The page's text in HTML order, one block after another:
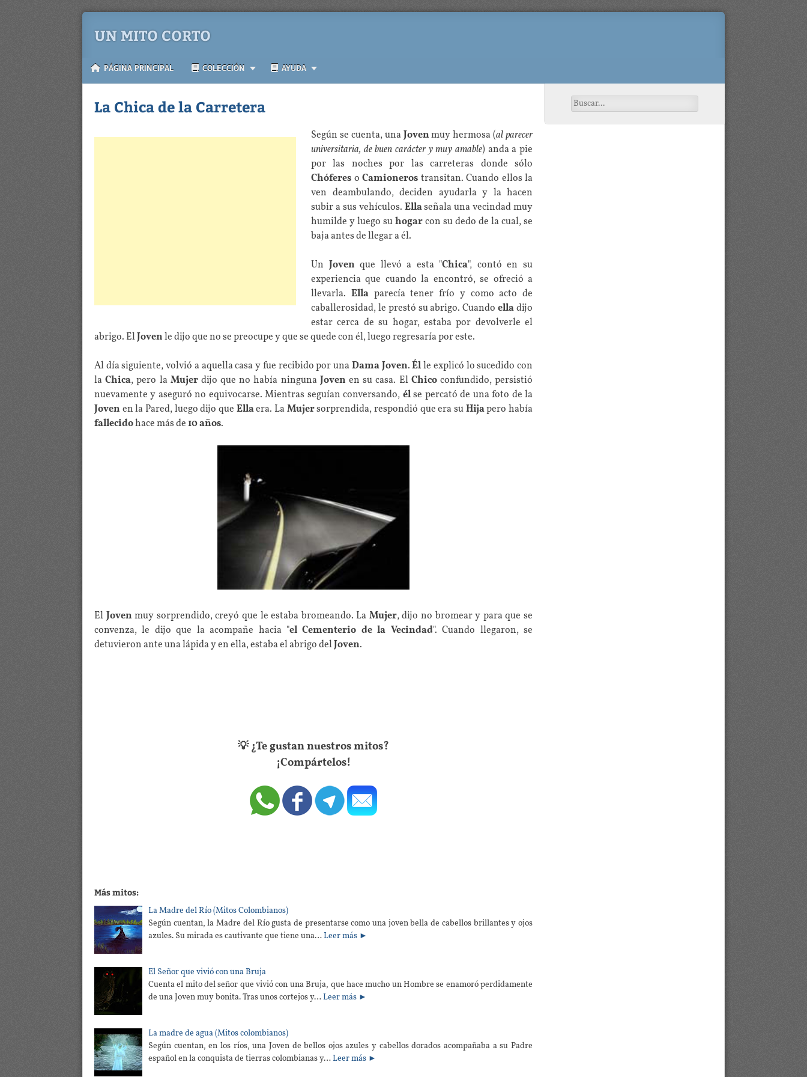
UN MITO CORTO
PÁGINA PRINCIPAL COLECCIÓN AYUDA
La Chica de la Carretera
Según se cuenta, unaJovenmuy hermosa (al parecer
universitaria, de buen carácter y muy amable) anda a pie
por las noches por las carreteras donde sólo
Chóferes o Camioneros transitan. Cuando ellos la
ven deambulando, deciden ayudarla y la hacen
subir a sus vehículos. Ellaseñala una vecindad muy
humilde y luego suhogarcon su dedo de la cual, se
baja antes de llegar a él.
Un Jovenque llevó a esta "Chica", contó en su
experiencia que cuando la encontró, se ofreció a
llevarla. Ella parecía tener frío y como acto de
caballerosidad, le prestó su abrigo. Cuandoelladijo
estar cerca de su hogar, estaba por devolverle el
abrigo. ElJovenle dijo que no se preocupe y que se quede con él, luego regresaría por este.
Al día siguiente, volvió a aquella casa y fue recibido por unaDama Joven.Élle explicó lo sucedido con
laChica, pero la Mujer dijo que no había ninguna Joven en su casa. El Chicoconfundido, persistió
nuevamente y aseguró no equivocarse. Mientras seguían conversando, élse percató de una foto de la
Joven en la Pared, luego dijo que Ellaera. LaMujersorprendida, respondió que era suHijapero había
fallecidohace más de 10 años.
El Jovenmuy sorprendido, creyó que le estaba bromeando. La Mujer, dijo no bromear y para que se
convenza, le dijo que la acompañe hacia "el Cementerio de la Vecindad". Cuando llegaron, se
detuvieron ante una lápida y en ella, estaba el abrigo delJoven.
💡 ¿Te gustan nuestros mitos?
¡Compártelos!
Más mitos:
La Madre del Río (Mitos Colombianos)
Según cuentan, la Madre del Río gusta de presentarse como una joven bella de cabellos brillantes y ojos
azules. Su mirada es cautivante que tiene una…Leer más ►
El Señor que vivió con una Bruja
Cuenta el mito del señor que vivió con una Bruja, que hace mucho un Hombre se enamoró perdidamente
de una Joven muy bonita. Tras unos cortejos y…Leer más ►
La madre de agua (Mitos colombianos)
Según cuentan, en los ríos, una Joven de bellos ojos azules y cabellos dorados acompañaba a su Padre
español en la conquista de tierras colombianas y…Leer más ►